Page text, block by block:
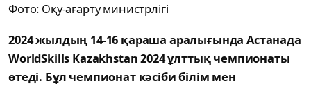
Фото: Оқу-ағарту министрлігі
2024 жылдың 14-16 қараша аралығында Астанада
WorldSkills Kazakhstan 2024 ұлттық чемпионаты
өтеді. Бұл чемпионат кәсіби білім мен